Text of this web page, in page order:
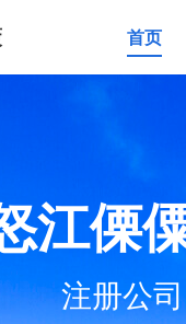
首页
江傈
注册公